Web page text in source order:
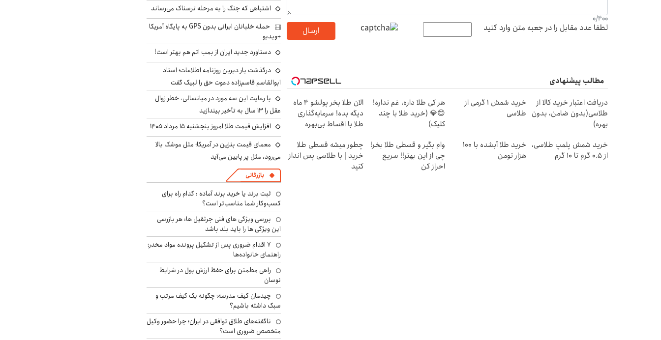
0/400
لطفا عدد مقابل را در جعبه متن وارد کنید ارسال
مطالب پیشنهادی
دریافت اعتبار خرید کالا از
طلاسی(بدون ضامن، بدون
بهره)
خرید شمش 1 گرمی از
طلاسی
هر کی طلا داره، غم نداره!
😊💎 (خرید طلا با چند
کلیک)
الان طلا بخر پولشو 4 ماه
دیگه بده! سرمایه‌گذاری
طلا با اقساط بی‌بهره
خرید شمش پلمپ طلاسی،
از ۰.۵ گرم تا ۱۰ گرم
خرید طلا آبشده با 100
هزار تومن
وام بگیر و قسطی طلا بخر!
چی از این بهتر!! سریع
احراز کن
چطور میشه قسطی طلا
خرید | با طلاسی پس انداز
کنید
اشتباهی که جنگ را به مرحله ترسناک می‌رساند
حمله خلبانان ایرانی بدون GPS به پایگاه آمریکا
+ویدیو
دستاورد جدید ایران از بمب اتم هم بهتر است!
درگذشت یار دیرین روزنامه اطلاعات؛ استاد
ابوالقاسم قاسم‌زاده دعوت حق را لبیک گفت
با رعایت این سه مورد در میانسالی، خطر زوال
عقل را ۱۳ سال به تأخیر بیندازید
افزایش قیمت طلا امروز پنجشنبه ۱۵ مرداد ۱۴۰۵
معمای قیمت بنزین در آمریکا؛ مثل موشک بالا
می‌رود، مثل پر پایین می‌آید
بازرگانی
ثبت برند یا خرید برند آماده : کدام راه برای
کسب‌وکار شما مناسب‌تر است؟
بررسی ویژگی های فنی جرثقیل ها: هر بازرسی
این ویژگی ها را باید بلد باشد
۷ اقدام ضروری پس از تشکیل پرونده مواد مخدر؛
راهنمای خانواده‌ها
راهی مطمئن برای حفظ ارزش پول در شرایط
نوسان
چیدمان کیف مدرسه؛ چگونه یک کیف مرتب و
سبک داشته باشیم؟
ناگفته‌های طلاق توافقی در ایران؛ چرا حضور وکیل
متخصص ضروری است؟